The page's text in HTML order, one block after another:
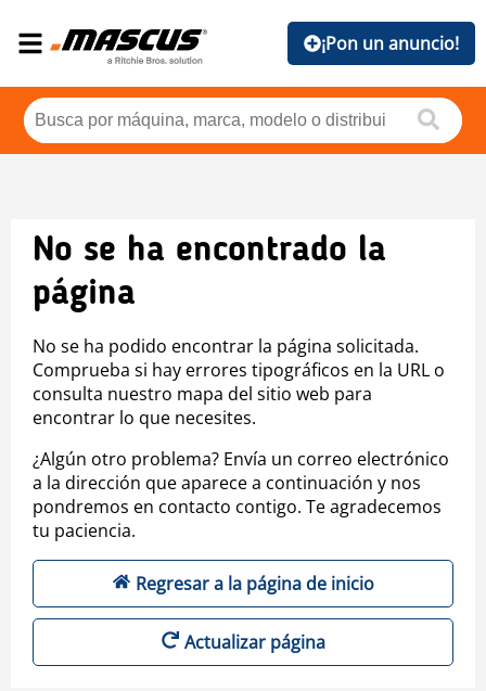
¡Pon un anuncio!
No se ha encontrado la
página
No se ha podido encontrar la página solicitada.
Comprueba si hay errores tipográficos en la URL o
consulta nuestro mapa del sitio web para
encontrar lo que necesites.
¿Algún otro problema? Envía un correo electrónico
a la dirección que aparece a continuación y nos
pondremos en contacto contigo. Te agradecemos
tu paciencia.
Regresar a la página de inicio
Actualizar página